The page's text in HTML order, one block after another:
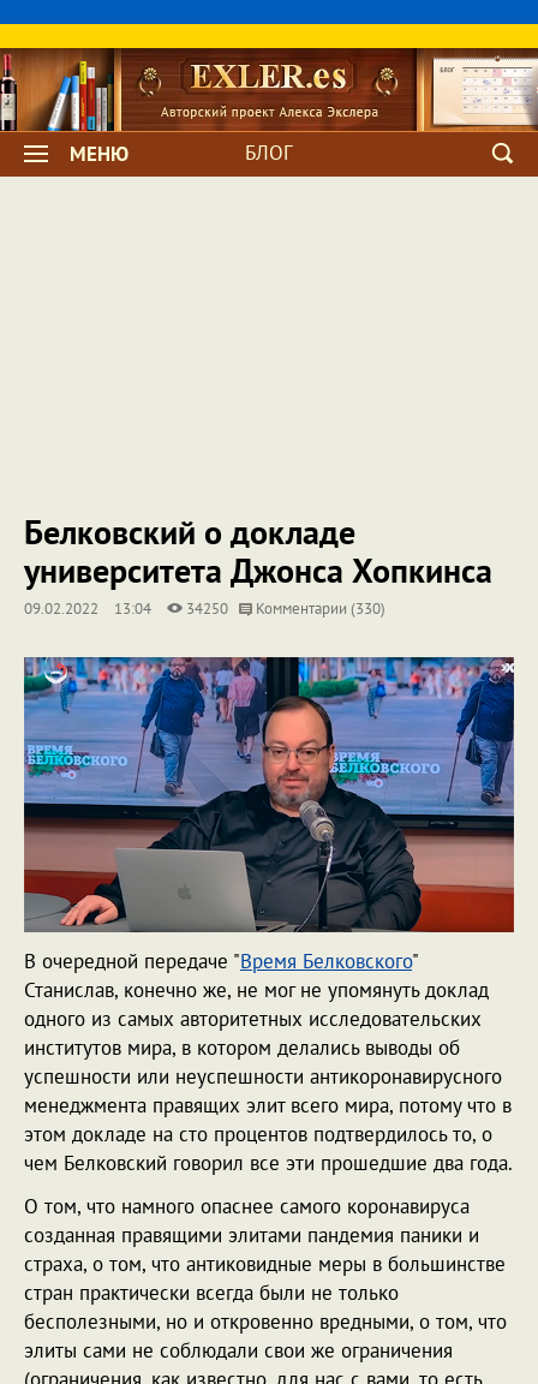
МЕНЮ БЛОГ
Белковский о докладе
университета Джонса Хопкинса
09.02.2022 13:04 34250 Комментарии (330)
В очередной передаче "Время Белковского"
Станислав, конечно же, не мог не упомянуть доклад
одного из самых авторитетных исследовательских
институтов мира, в котором делались выводы об
успешности или неуспешности антикоронавирусного
менеджмента правящих элит всего мира, потому что в
этом докладе на сто процентов подтвердилось то, о
чем Белковский говорил все эти прошедшие два года.
О том, что намного опаснее самого коронавируса
созданная правящими элитами пандемия паники и
страха, о том, что антиковидные меры в большинстве
стран практически всегда были не только
бесполезными, но и откровенно вредными, о том, что
элиты сами не соблюдали свои же ограничения